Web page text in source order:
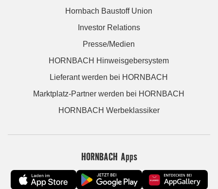
Hornbach Baustoff Union
Investor Relations
Presse/Medien
HORNBACH Hinweisgebersystem
Lieferant werden bei HORNBACH
Marktplatz-Partner werden bei HORNBACH
HORNBACH Werbeklassiker
HORNBACH Apps